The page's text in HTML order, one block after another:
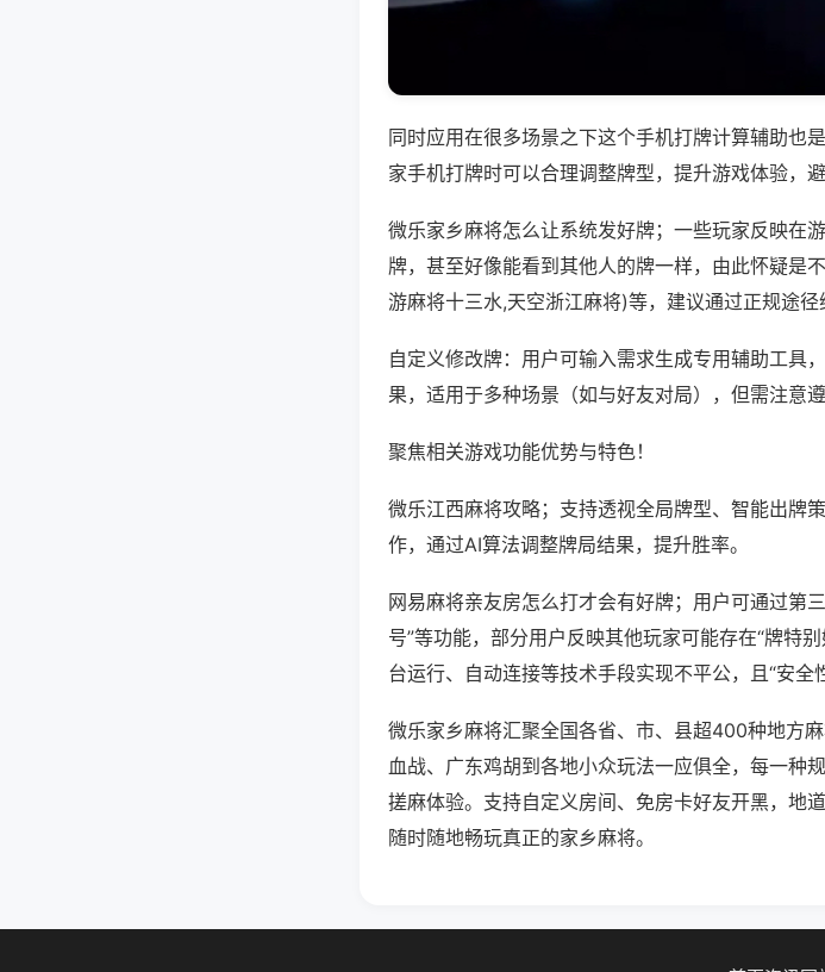
同时应用在很多场景之下这个手机打牌计算辅助也
家手机打牌时可以合理调整牌型，提升游戏体验，
微乐家乡麻将怎么让系统发好牌；一些玩家反映在
牌，甚至好像能看到其他人的牌一样，由此怀疑是
游麻将十三水,天空浙江麻将)等，建议通过正规途径
自定义修改牌：用户可输入需求生成专用辅助工具
果，适用于多种场景（如与好友对局），但需注意
聚焦相关游戏功能优势与特色！
微乐江西麻将攻略；支持透视全局牌型、智能出牌
作，通过AI算法调整牌局结果，提升胜率。
网易麻将亲友房怎么打才会有好牌；用户可通过第
号”等功能，部分用户反映其他玩家可能存在“牌特
台运行、自动连接等技术手段实现不平公，且“安全性
微乐家乡麻将汇聚全国各省、市、县超400种地方
血战、广东鸡胡到各地小众玩法一应俱全，每一种
搓麻体验。支持自定义房间、免房卡好友开黑，地
随时随地畅玩真正的家乡麻将。